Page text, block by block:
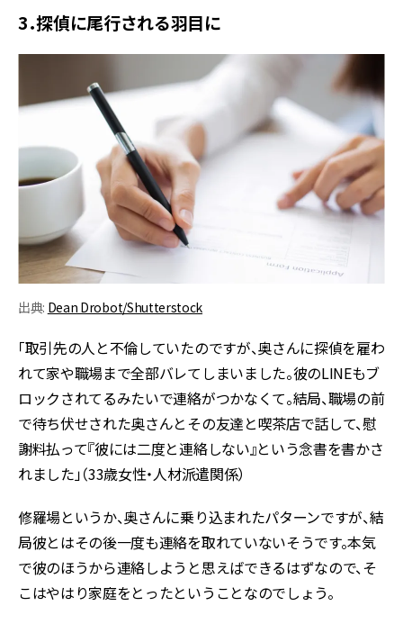
3．探偵に尾行される羽目に
出典: Dean Drobot/Shutterstock
「取引先の人と不倫していたのですが、奥さんに探偵を雇わ
れて家や職場まで全部バレてしまいました。彼のLINEもブ
ロックされてるみたいで連絡がつかなくて。結局、職場の前
で待ち伏せされた奥さんとその友達と喫茶店で話して、慰
謝料払って『彼には二度と連絡しない』という念書を書かさ
れました」（33歳女性・人材派遣関係）
修羅場というか、奥さんに乗り込まれたパターンですが、結
局彼とはその後一度も連絡を取れていないそうです。本気
で彼のほうから連絡しようと思えばできるはずなので、そ
こはやはり家庭をとったということなのでしょう。